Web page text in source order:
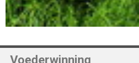
Voederwinning